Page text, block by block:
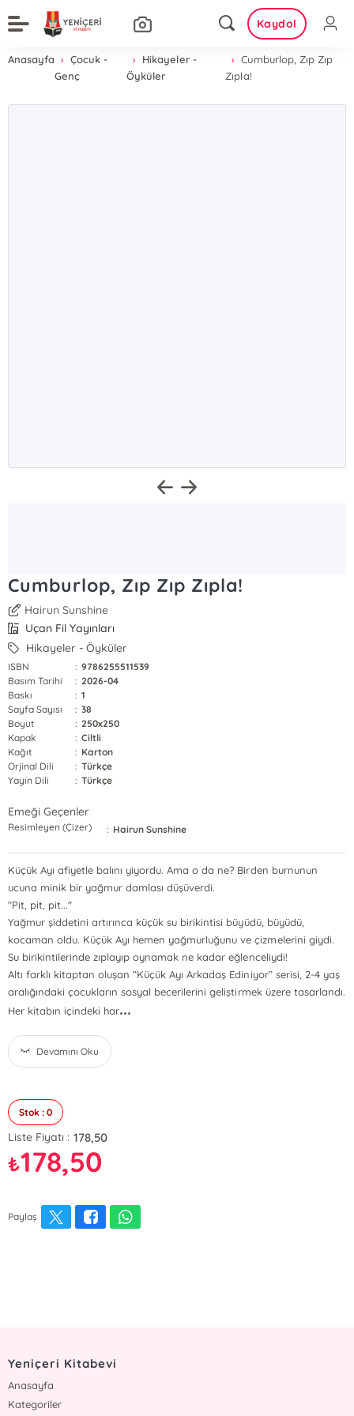
Kaydol
Anasayfa
Çocuk -
Genç
Hikayeler -
Öyküler
Cumburlop, Zıp Zıp
Zıpla!
Cumburlop, Zıp Zıp Zıpla!
Hairun Sunshine
Uçan Fil Yayınları
Hikayeler - Öyküler
ISBN : 9786255511539
Basım Tarihi
: 2026-04
Baskı
: 1
Sayfa Sayısı
: 38
Boyut
: 250x250
Kapak
: Ciltli
Kağıt
: Karton
Orjinal Dili
: Türkçe
Yayın Dili
: Türkçe
Emeği Geçenler
Resimleyen (Çizer) : Hairun Sunshine
Küçük Ayı afiyetle balını yiyordu. Ama o da ne? Birden burnunun
ucuna minik bir yağmur damlası düşüverdi.
"Pit, pit, pit..."
Yağmur şiddetini artırınca küçük su birikintisi büyüdü, büyüdü,
kocaman oldu. Küçük Ayı hemen yağmurluğunu ve çizmelerini giydi.
Su birikintilerinde zıplayıp oynamak ne kadar eğlenceliydi!
Altı farklı kitaptan oluşan “Küçük Ayı Arkadaş Ediniyor” serisi, 2-4 yaş
aralığındaki çocukların sosyal becerilerini geliştirmek üzere tasarlandı.
Her kitabın içindeki har...
Devamını Oku
Stok : 0
Liste Fiyatı : 178,50
₺178,50
Paylaş
Yeniçeri Kitabevi
Anasayfa
Kategoriler